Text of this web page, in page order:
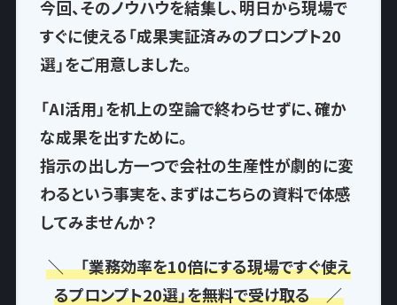
今回、そのノウハウを結集し、明日から現場で
すぐに使える「成果実証済みのプロンプト20
選」をご用意しました。
「AI活用」を机上の空論で終わらせずに、確か
な成果を出すために。
指示の出し方一つで会社の生産性が劇的に変
わるという事実を、まずはこちらの資料で体感
してみませんか？
＼ 「業務効率を10倍にする現場ですぐ使え
るプロンプト20選」を無料で受け取る ／